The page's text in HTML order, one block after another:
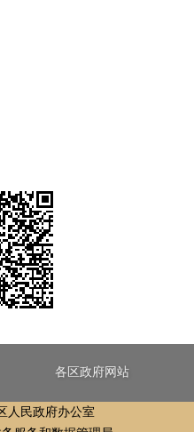
各区政府网站
人民政府办公室